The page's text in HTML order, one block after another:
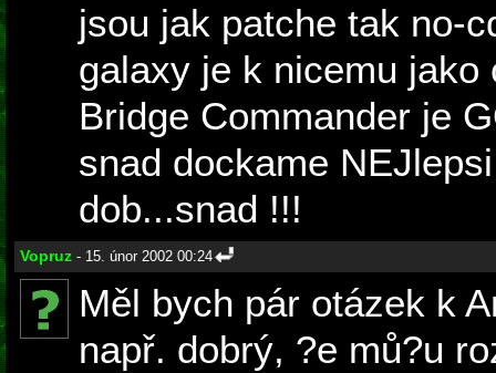
jsou jak patche tak no-
galaxy je k nicemu jako
Bridge Commander je
snad dockame
dob...snad !!!
Vopruz - 15. únor 2002 00:24
Měl bych pár otázek k
např. dobrý, ?e mů?u